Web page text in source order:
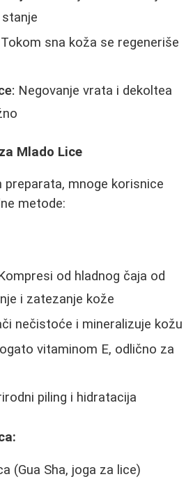
Tokom sna koža se regeneriše
Negovanje vrata i dekoltea
Mlado Lice
preparata, mnoge korisnice
metode:
od hladnog čaja od
i zatezanje kože
nečistoće i mineralizuje kožu
vitaminom E, odlično za
piling i hidratacija
(Gua Sha, joga za lice)